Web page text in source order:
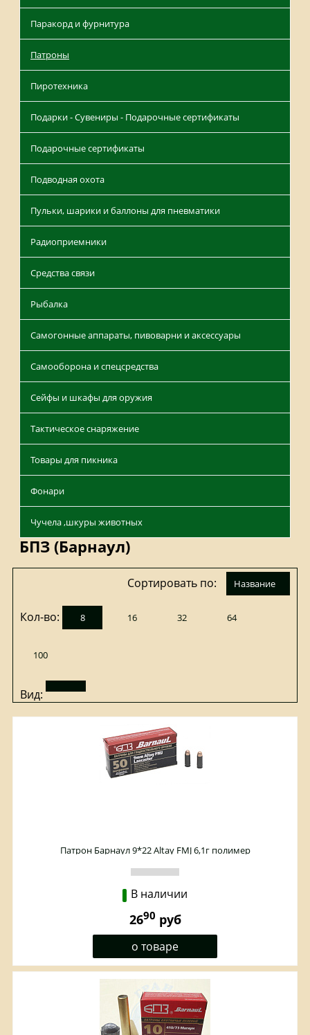
Паракорд и фурнитура
Патроны
Пиротехника
Подарки - Сувениры - Подарочные сертификаты
Подарочные сертификаты
Подводная охота
Пульки, шарики и баллоны для пневматики
Радиоприемники
Средства связи
Рыбалка
Самогонные аппараты, пивоварни и аксессуары
Самооборона и спецсредства
Сейфы и шкафы для оружия
Тактическое снаряжение
Товары для пикника
Фонари
Чучела ,шкуры животных
БПЗ (Барнаул)
Сортировать по: название
Кол-во: 8 16 32 64
100
Вид:
Патрон Барнаул 9*22 Altay FMJ 6,1г полимер
В наличии
2690 руб
о товаре